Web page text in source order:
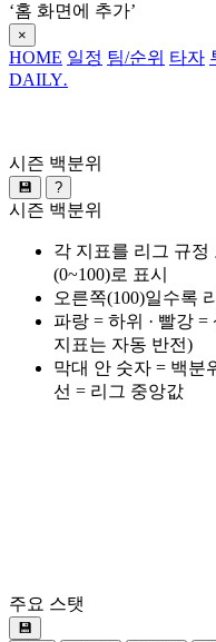
‘홈 화면에 추가’
×
HOME 일정 팀/순위 타자
DAILY.
시즌 백분위
💾 ?
시즌 백분위
각 지표를 리그 규정
(0~100)로 표시
오른쪽(100)일수록
파랑 = 하위 · 빨강
지표는 자동 반전)
막대 안 숫자 = 백분
선 = 리그 중앙값
주요 스탯
💾